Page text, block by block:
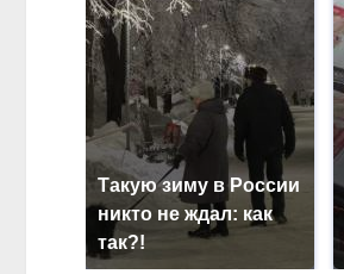
Такую зиму в России
никто не ждал: как
так?!